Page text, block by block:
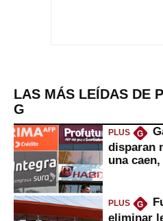
LAS MÁS LEÍDAS DE
G
PLUS G
disparan
una
PLUS G
eliminar